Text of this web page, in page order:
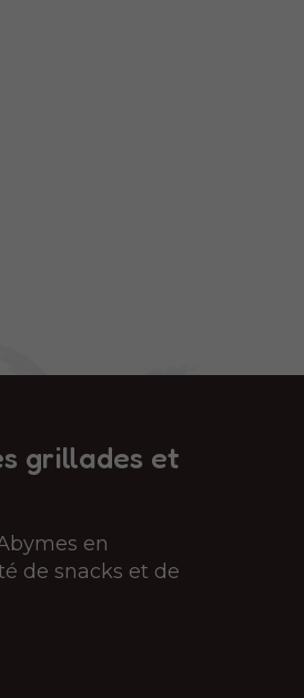
grillades et
en
de snacks et de